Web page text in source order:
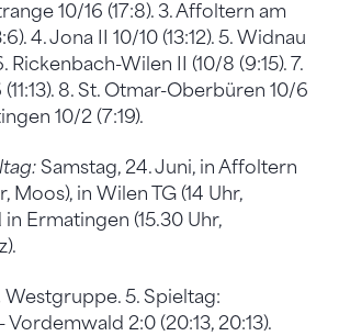
10/16 (17:8). 3. Affoltern am
4. Jona II 10/10 (13:12). 5. Widnau
Rickenbach-Wilen II (10/8 (9:15). 7.
8. St. Otmar-Oberbüren 10/6
10/2 (7:19).
Samstag, 24. Juni, in Affoltern
Moos), in Wilen TG (14 Uhr,
Ermatingen (15.30 Uhr,
Westgruppe. 5. Spieltag:
Vordemwald 2:0 (20:13, 20:13).